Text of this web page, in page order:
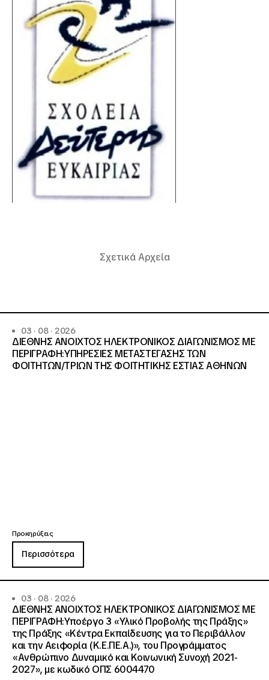
Σχετικά Αρχεία
03 · 08 · 2026
ΔΙΕΘΝΗΣ ΑΝΟΙΧΤΟΣ ΗΛΕΚΤΡΟΝΙΚΟΣ ΔΙΑΓΩΝΙΣΜΟΣ ΜΕ
ΠΕΡΙΓΡΑΦΗ:ΥΠΗΡΕΣΙΕΣ METAΣΤΕΓΑΣΗΣ ΤΩΝ
ΦΟΙΤΗΤΩΝ/ΤΡΙΩΝ ΤΗΣ ΦΟΙΤΗΤΙΚΗΣ ΕΣΤΙΑΣ ΑΘΗΝΩΝ
Προκηρύξεις
Περισσότερα
03 · 08 · 2026
ΔΙΕΘΝΗΣ ΑΝΟΙΧΤΟΣ ΗΛΕΚΤΡΟΝΙΚΟΣ ΔΙΑΓΩΝΙΣΜΟΣ ΜΕ
ΠΕΡΙΓΡΑΦΗ:Υποέργο 3 «Υλικό Προβολής της Πράξης»
της Πράξης «Κέντρα Εκπαίδευσης για το Περιβάλλον
και την Αειφορία (Κ.Ε.ΠΕ.Α.)», του Προγράμματος
«Ανθρώπινο Δυναμικό και Κοινωνική Συνοχή 2021-
2027», με κωδικό ΟΠΣ 6004470